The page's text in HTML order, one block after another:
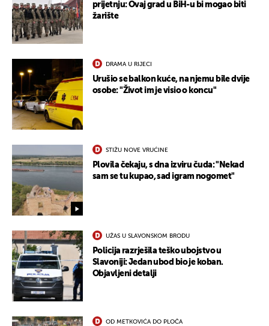
prijetnju: Ovaj grad u BiH-u bi mogao biti
žarište
DRAMA U RIJECI
Urušio se balkon kuće, na njemu bile dvije
osobe: "Život im je visio o koncu"
STIŽU NOVE VRUĆINE
Plovila čekaju, s dna izviru čuda: "Nekad
sam se tu kupao, sad igram nogomet"
UŽAS U SLAVONSKOM BRODU
Policija razrješila teško ubojstvo u
Slavoniji: Jedan ubod bio je koban.
Objavljeni detalji
OD METKOVIĆA DO PLOČA